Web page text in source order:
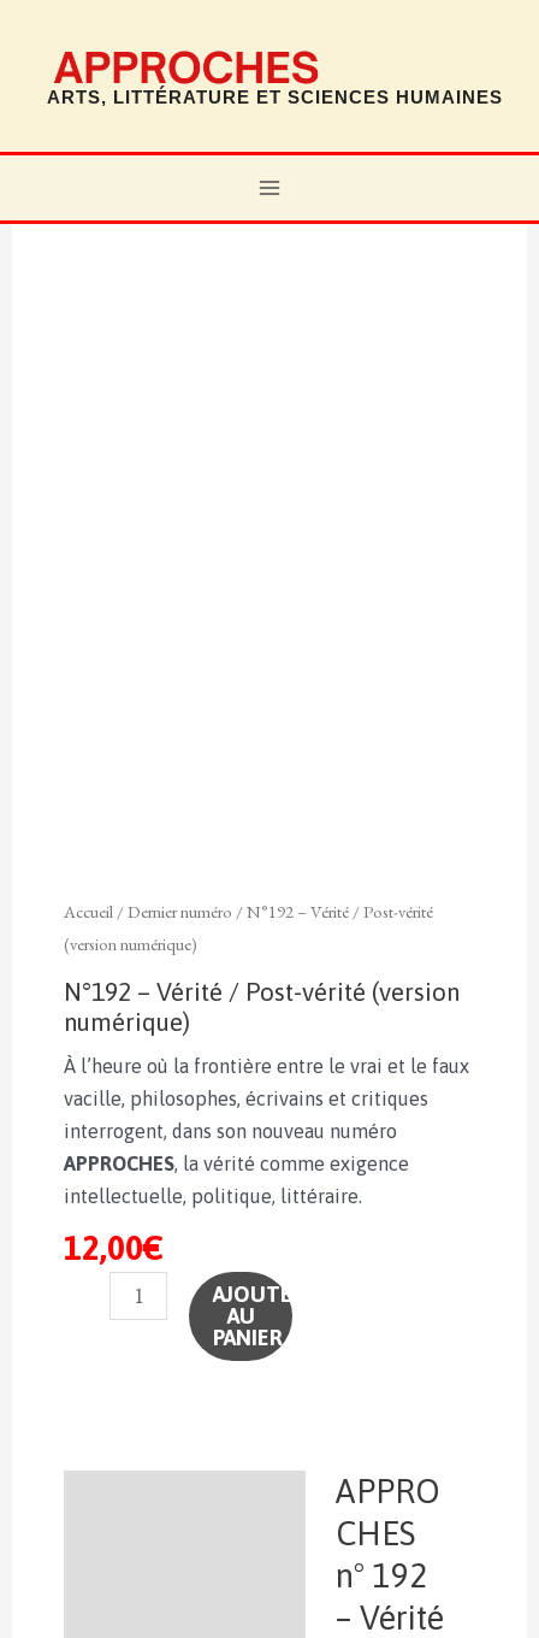
contenu
ARTS, LITTÉRATURE ET SCIENCES HUMAINES
MAIN
Accueil /Dernier numéro / N°192 – Vérité / Post-vérité
(version numérique)
N°192 – Vérité / Post-vérité (version
numérique)
À l’heure où la frontière entre le vrai et le faux
vacille, philosophes, écrivains et critiques
interrogent, dans son nouveau numéro
APPROCHES, la vérité comme exigence
intellectuelle, politique, littéraire.
12,00€
quantité
AJOUTER
AU
PANIER
APPRO
CHES
n° 192
– Vérité